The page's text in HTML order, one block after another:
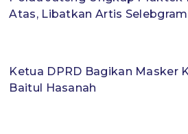
Atas, Libatkan Artis
Ketua DPRD Bagikan Masker
Baitul Hasanah